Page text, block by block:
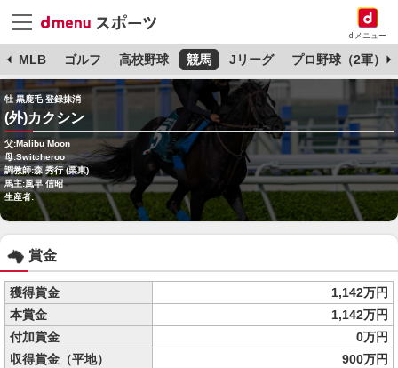
dメニュー
MLB ゴルフ 高校野球 競馬 Jリーグ プロ野球（2軍）
牡 黒鹿毛 登録抹消
(外)カクシン
父:Malibu Moon
母:Switcheroo
調教師:森 秀行 (栗東)
馬主:風早 信昭
生産者:
賞金
獲得賞金
1,142万円
本賞金
1,142万円
付加賞金
0万円
収得賞金（平地）
900万円